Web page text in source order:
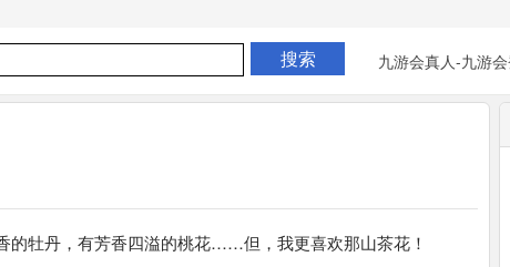
九游会真人-九游
的牡丹，有芳香四溢的桃花……但，我更喜欢那山茶花！